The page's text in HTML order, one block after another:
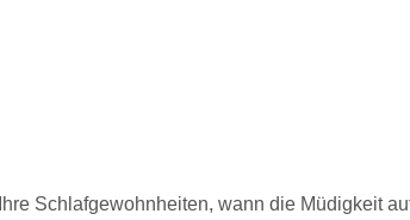
Schlafgewohnheiten, wann die Müdigkeit